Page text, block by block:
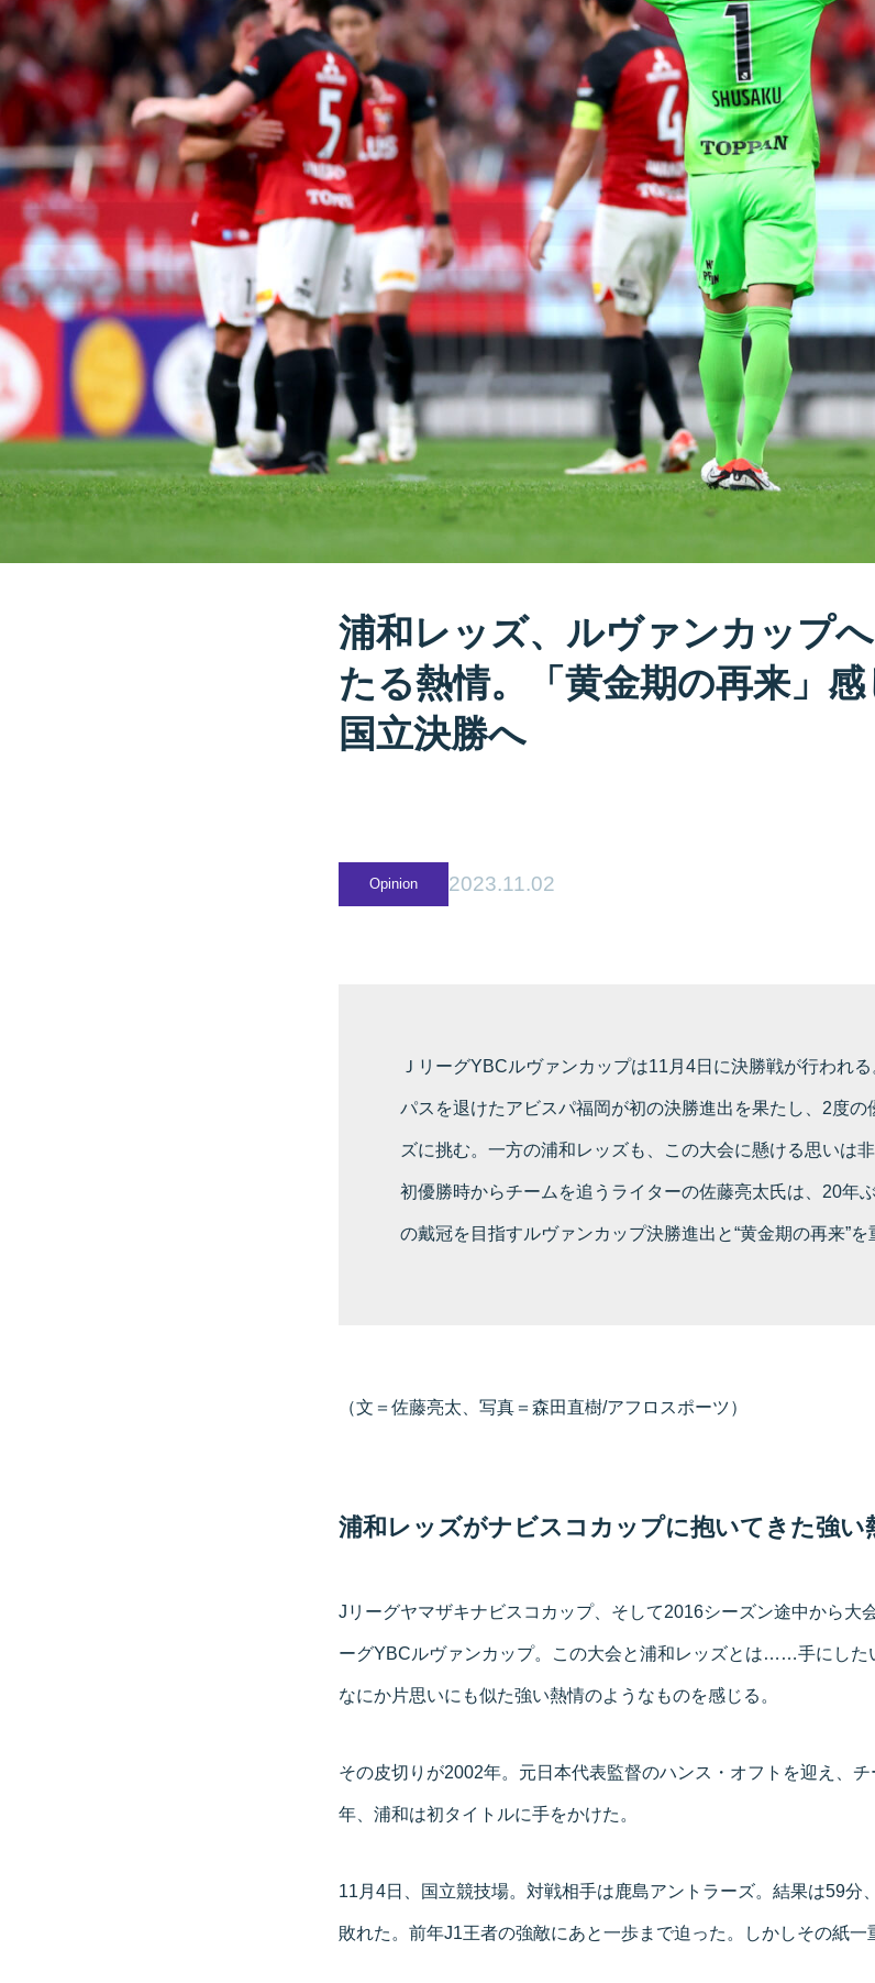
浦和レッズ、ルヴァンカップ
たる熱情。「黄金期の再来」
国立決勝へ
Opinion 2023.11.02
ＪリーグYBCルヴァンカップは11月4日に決勝戦が行われ
パスを退けたアビスパ福岡が初の決勝進出を果たし、2度の
ズに挑む。一方の浦和レッズも、この大会に懸ける思いは
初優勝時からチームを追うライターの佐藤亮太氏は、20年
の戴冠を目指すルヴァンカップ決勝進出と“黄金期の再来”を
（文＝佐藤亮太、写真＝森田直樹/アフロスポーツ）
浦和レッズがナビスコカップに抱いてきた強い
Jリーグヤマザキナビスコカップ、そして2016シーズン途中から大
ーグYBCルヴァンカップ。この大会と浦和レッズとは……手にした
なにか片思いにも似た強い熱情のようなものを感じる。
その皮切りが2002年。元日本代表監督のハンス・オフトを迎え、
年、浦和は初タイトルに手をかけた。
11月4日、国立競技場。対戦相手は鹿島アントラーズ。結果は59分
敗れた。前年J1王者の強敵にあと一歩まで迫った。しかしその紙一